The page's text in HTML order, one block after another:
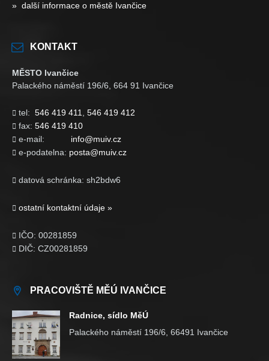
» další informace o městě Ivančice
KONTAKT
MĚSTO Ivančice
Palackého náměstí 196/6, 664 91 Ivančice
 tel: 546 419 411 546 419 412
 fax: 546 419 410
 e-mail: info@muiv.cz
 e-podatelna: posta@muiv.cz
 datová schránka: sh2bdw6
 ostatní kontaktní údaje »
 IČO: 00281859
 DIČ: CZ00281859
PRACOVIŠTĚ MĚÚ IVANČICE
Radnice, sídlo MěÚ
Palackého náměstí 196/6, 66491 Ivančice